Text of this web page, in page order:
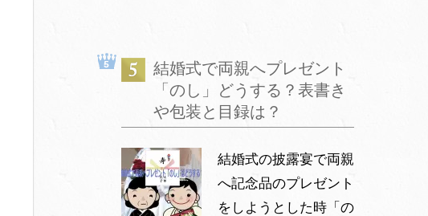
結婚式で両親へプレゼント
「のし」どうする？表書き
や包装と目録は？
結婚式の披露宴で両親
へ記念品のプレゼント
をしようとした時「の